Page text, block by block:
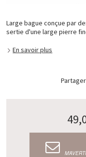
Large bague conçue par
sertie d'une large pierre
En savoir plus
Partager